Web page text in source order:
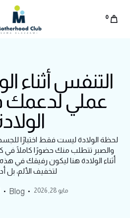
0
التنفس أثناء
عملي لدعمك
لحظة الولادة ليست فقط اختبارًا
والصبر تتطلب منك حضورًا كاملًا في
أثناء الولادة هنا ليكون رفيقك في
لتخفيف الألم، بل
مايو 28, 2026 Blog